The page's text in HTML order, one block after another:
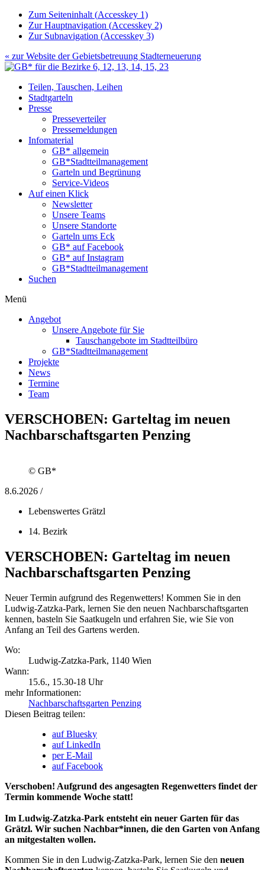
Zum Seiteninhalt (Accesskey 1)
Zur Hauptnavigation (Accesskey 2)
Zur Subnavigation (Accesskey 3)
« zur Website derGebietsbetreuung Stadterneuerung
Teilen, Tauschen, Leihen
Stadtgarteln
Presse
Presseverteiler
Pressemeldungen
Infomaterial
GB* allgemein
GB*Stadtteilmanagement
Garteln und Begrünung
Service-Videos
Auf einen Klick
Newsletter
Unsere Teams
Unsere Standorte
Garteln ums Eck
GB* auf Facebook
GB* auf Instagram
GB*Stadtteilmanagement
Suchen
Menü
Angebot
Unsere Angebote für Sie
Tauschangebote im Stadtteilbüro
GB*Stadtteilmanagement
Projekte
News
Termine
Team
VERSCHOBEN: Garteltag im neuen
Nachbarschaftsgarten Penzing
© GB*
8.6.2026 /
Lebenswertes Grätzl
14. Bezirk
VERSCHOBEN: Garteltag im neuen
Nachbarschaftsgarten Penzing
Neuer Termin aufgrund des Regenwetters! Kommen Sie in den
Ludwig-Zatzka-Park, lernen Sie den neuen Nachbarschaftsgarten
kennen, basteln Sie Saatkugeln und erfahren Sie, wie Sie von
Anfang an Teil des Gartens werden.
Wo:
Ludwig-Zatzka-Park, 1140 Wien
Wann:
15.6., 15.30-18 Uhr
mehr Informationen:
Nachbarschaftsgarten Penzing
Diesen Beitrag teilen:
auf Bluesky
auf LinkedIn
per E-Mail
auf Facebook
Verschoben! Aufgrund des angesagten Regenwetters findet der
Termin kommende Woche statt!
Im Ludwig-Zatzka-Park entsteht ein neuer Garten für das
Grätzl. Wir suchen Nachbar*innen, die den Garten von Anfang
an mitgestalten wollen.
Kommen Sie in den Ludwig-Zatzka-Park, lernen Sie den neuen